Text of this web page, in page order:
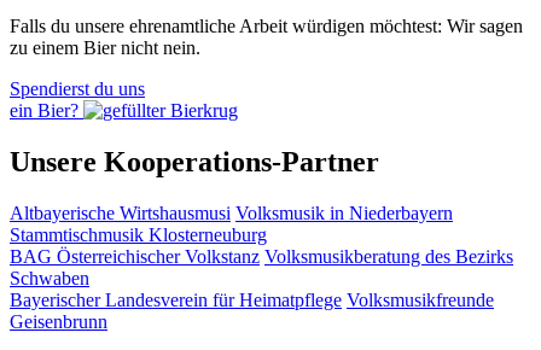
Falls du unsere ehrenamtliche Arbeit würdigen möchtest: Wir sagen
zu einem Bier nicht nein.
Spendierst du uns
ein Bier?
Unsere Kooperations-Partner
Altbayerische Wirtshausmusi Volksmusik in Niederbayern
Stammtischmusik Klosterneuburg
BAG Österreichischer Volkstanz Volksmusikberatung des Bezirks
Schwaben
Bayerischer Landesverein für Heimatpflege Volksmusikfreunde
Geisenbrunn